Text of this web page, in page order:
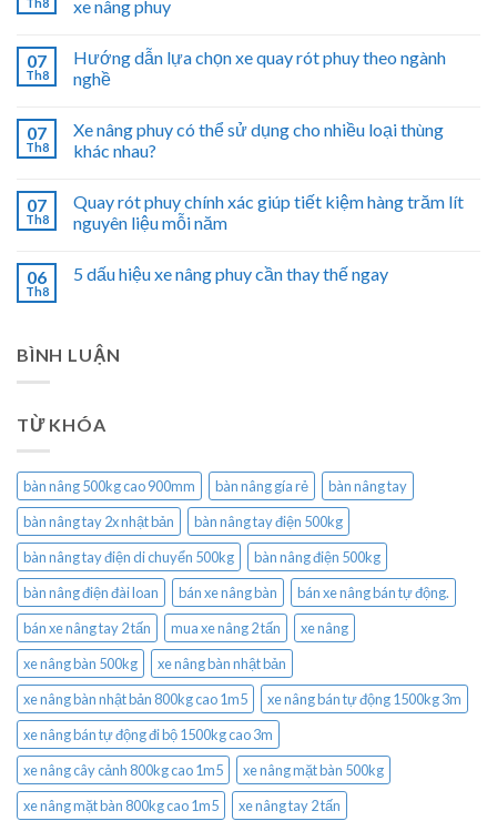
Th8
xe nâng phuy
07
Th8
Hướng dẫn lựa chọn xe quay rót phuy theo ngành
nghề
07
Th8
Xe nâng phuy có thể sử dụng cho nhiều loại thùng
khác nhau?
07
Th8
Quay rót phuy chính xác giúp tiết kiệm hàng trăm lít
nguyên liệu mỗi năm
06
Th8
5 dấu hiệu xe nâng phuy cần thay thế ngay
BÌNH LUẬN
TỪ KHÓA
bàn nâng 500kg cao 900mm bàn nâng gía rẻ
bàn nâng tay
bàn nâng tay 2x nhật bản
bàn nâng tay điện 500kg
bàn nâng tay điện di chuyển 500kg
bàn nâng điện 500kg
bàn nâng điện đài loan
bán xe nâng bàn
bán xe nâng bán tự động.
bán xe nâng tay 2 tấn
mua xe nâng 2 tấn
xe nâng
xe nâng bàn 500kg
xe nâng bàn nhật bản
xe nâng bàn nhật bản 800kg cao 1m5
xe nâng bán tự động 1500kg 3m
xe nâng bán tự động đi bộ 1500kg cao 3m
xe nâng cây cảnh 800kg cao 1m5
xe nâng mặt bàn 500kg
xe nâng mặt bàn 800kg cao 1m5
xe nâng tay 2 tấn